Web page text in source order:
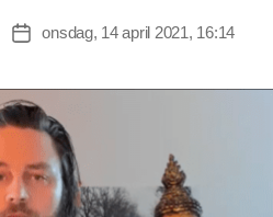
Indlægsdato
onsdag, 14 april 2021, 16:14